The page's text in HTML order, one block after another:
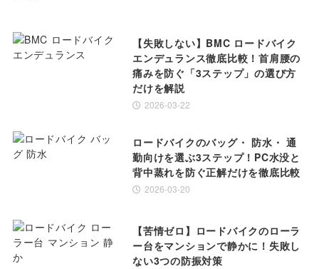
【失敗しない】BMC ロードバイク
エンデュランス徹底比較！首肩腰の
痛みを防ぐ「3ステップ」の選び方
だけを解説
2026-03-22
ロードバイクのバッグ・ 防水・ 通
勤向けを選ぶ3ステップ！PC水没と
背中蒸れを防ぐ正解だけを徹底比較
2026-03-20
【苦情ゼロ】ロードバイクのローラ
ー台をマンションで静かに！失敗し
ない3つの防振対策